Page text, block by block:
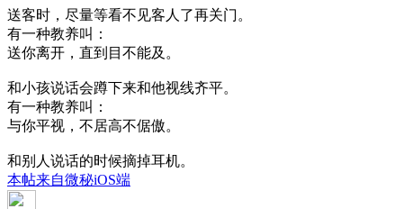
送客时，尽量等看不见客人了再关门。
有一种教养叫：
送你离开，直到目不能及。
和小孩说话会蹲下来和他视线齐平。
有一种教养叫：
与你平视，不居高不倨傲。
和别人说话的时候摘掉耳机。
本帖来自微秘iOS端